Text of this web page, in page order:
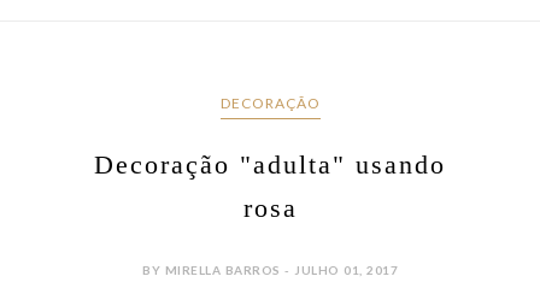
DECORAÇÃO
Decoração "adulta" usando
rosa
BY MIRELLA BARROS - JULHO 01, 2017